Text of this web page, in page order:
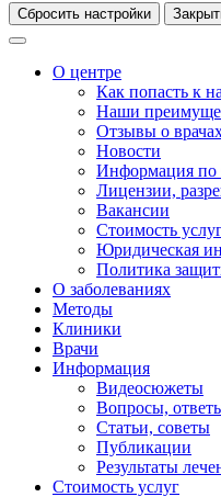
Сбросить настройки
О центре
Как попасть к
Наши
Отзывы о
Новости
Информация
Лицензии,
Вакансии
Стоимость
Юридическая
Политика
О заболеваниях
Методы
Клиники
Врачи
Информация
Видеосюжеты
Вопросы,
Статьи, советы
Публикации
Результаты
Стоимость услуг